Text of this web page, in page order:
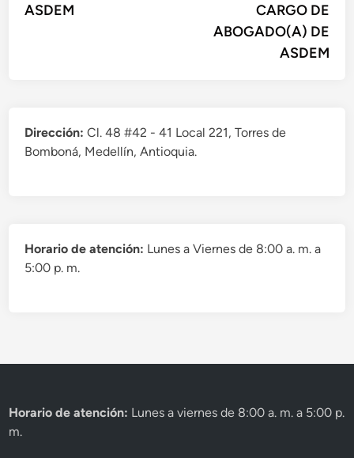
ASDEM
CARGO DE
ABOGADO(A) DE
ASDEM
Dirección:Cl. 48 #42 - 41 Local 221, Torres de
Bomboná, Medellín, Antioquia.
Horario de atención: Lunes a Viernes de 8:00 a. m. a
5:00 p. m.
Horario de atención: Lunes a viernes de 8:00 a. m. a 5:00 p.
m.